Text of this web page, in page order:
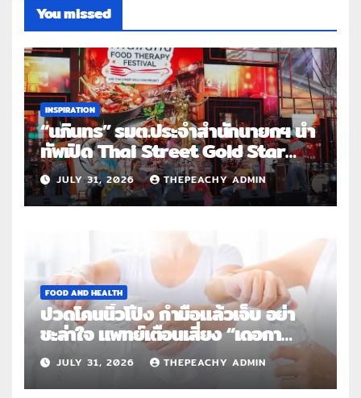
You missed
INSPIRATION
“นภินทร” รมต.ประจำสำนักนายกฯ นำ
ทัพเปิด Thai Street Gold Star
Roadshow 3 จังหวัดต้นแบบ
JULY 31, 2026 THEPEACHY ADMIN
FOOD AND HEALTH
ปวดโคนนิ้วโป้ง กำมือแล้วเจ็บ อย่า
ชะล่าใจ แพทย์เตือนเสี่ยง “เดอกา
แวง” โรคปลอกหุ้มเอ็นอักเสบจากการ
ใช้งานซ้ำ
JULY 31, 2026 THEPEACHY ADMIN